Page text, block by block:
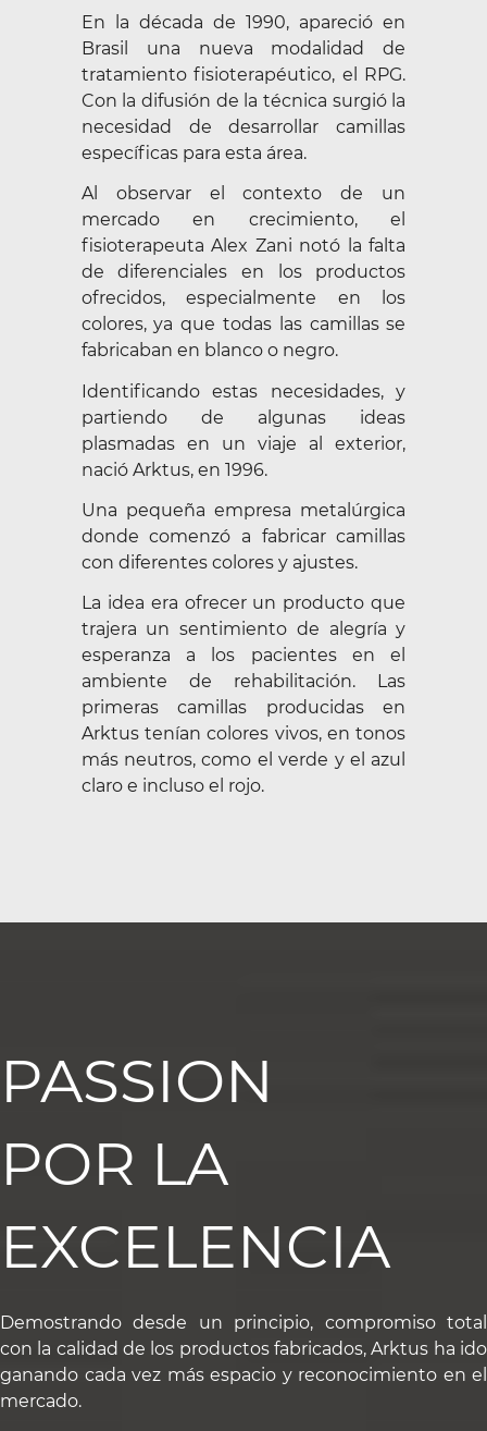
En la década de 1990, apareció en
Brasil una nueva modalidad de
tratamiento fisioterapéutico, el RPG.
Con la difusión de la técnica surgió la
necesidad de desarrollar camillas
específicas para esta área.
Al observar el contexto de un
mercado en crecimiento, el
fisioterapeuta Alex Zani notó la falta
de diferenciales en los productos
ofrecidos, especialmente en los
colores, ya que todas las camillas se
fabricaban en blanco o negro.
Identificando estas necesidades, y
partiendo de algunas ideas
plasmadas en un viaje al exterior,
nació Arktus, en 1996.
Una pequeña empresa metalúrgica
donde comenzó a fabricar camillas
con diferentes colores y ajustes.
La idea era ofrecer un producto que
trajera un sentimiento de alegría y
esperanza a los pacientes en el
ambiente de rehabilitación. Las
primeras camillas producidas en
Arktus tenían colores vivos, en tonos
más neutros, como el verde y el azul
claro e incluso el rojo.
PASSION
POR LA
EXCELENCIA
Demostrando desde un principio, compromiso total
con la calidad de los productos fabricados, Arktus ha ido
ganando cada vez más espacio y reconocimiento en el
mercado.